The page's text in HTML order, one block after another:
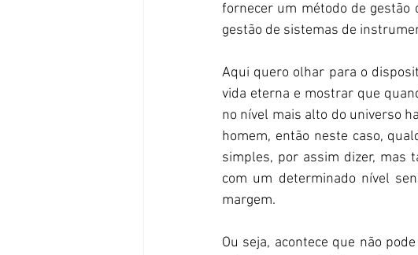
fornecer um método de
gestão de sistemas de
Aqui quero olhar para o
vida eterna e mostrar que
no nível mais alto do universo
homem, então neste caso,
simples, por assim dizer, mas
com um determinado nível
margem.
Ou seja, acontece que não